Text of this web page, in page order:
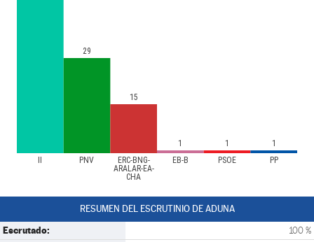
PNV
ERC-BNG-
ARALAR-EA-
CHA
EB-B PSOE PP
29
15
1 1 1
RESUMEN DEL ESCRUTINIO DE ADUNA
Escrutado: 100 %